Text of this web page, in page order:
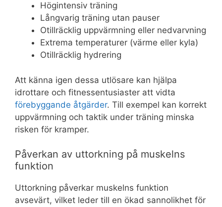
Högintensiv träning
Långvarig träning utan pauser
Otillräcklig uppvärmning eller nedvarvning
Extrema temperaturer (värme eller kyla)
Otillräcklig hydrering
Att känna igen dessa utlösare kan hjälpa
idrottare och fitnessentusiaster att vidta
förebyggande åtgärder. Till exempel kan korrekt
uppvärmning och taktik under träning minska
risken för kramper.
Påverkan av uttorkning på muskelns
funktion
Uttorkning påverkar muskelns funktion
avsevärt, vilket leder till en ökad sannolikhet för